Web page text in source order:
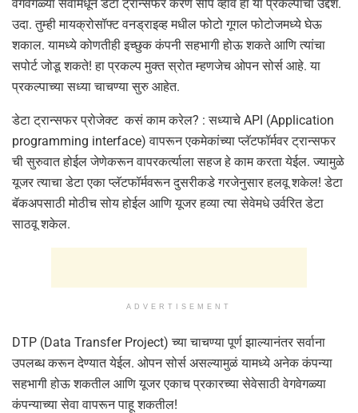
वेगवेगळ्या सेवांमधून डेटा ट्रान्सफर करणं सोपं व्हावं हा या प्रकल्पाचा उद्देश.
उदा. तुम्ही मायक्रोसॉफ्ट वनड्राइव्ह मधील फोटो गूगल फोटोजमध्ये घेऊ
शकाल. यामध्ये कोणतीही इच्छुक कंपनी सहभागी होऊ शकते आणि त्यांचा
सपोर्ट जोडू शकते! हा प्रकल्प मुक्त स्रोत म्हणजेच ओपन सोर्स आहे. या
प्रकल्पाच्या सध्या चाचण्या सुरु आहेत.
डेटा ट्रान्सफर प्रोजेक्ट कसं काम करेल? : सध्याचे API (Application
programming interface) वापरून एकमेकांच्या प्लॅटफॉर्मवर ट्रान्सफर
ची सुरुवात होईल जेणेकरून वापरकर्त्याला सहज हे काम करता येईल. ज्यामुळे
यूजर त्याचा डेटा एका प्लॅटफॉर्मवरून दुसरीकडे गरजेनुसार हलवू शकेल! डेटा
बॅकअपसाठी मोठीच सोय होईल आणि यूजर हव्या त्या सेवेमधे उर्वरित डेटा
साठवू शकेल.
ADVERTISEMENT
DTP (Data Transfer Project) च्या चाचण्या पूर्ण झाल्यानंतर सर्वाना
उपलब्ध करून देण्यात येईल. ओपन सोर्स असल्यामुळं यामध्ये अनेक कंपन्या
सहभागी होऊ शकतील आणि यूजर एकाच प्रकारच्या सेवेसाठी वेगवेगळ्या
कंपन्याच्या सेवा वापरून पाहू शकतील!